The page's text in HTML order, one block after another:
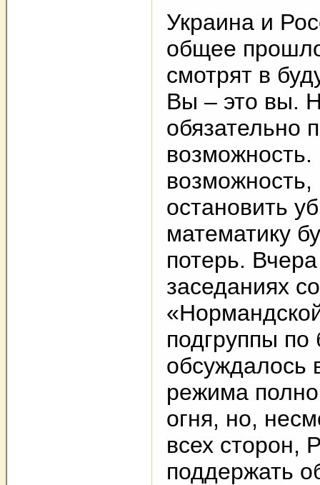
Украина и
общее
смотрят в
Вы – это вы.
обязательно
возможность,
остановить
математику
потерь.
заседаниях
подгруппы по
обсуждалось
режима
огня, но,
всех сторон,
поддержать